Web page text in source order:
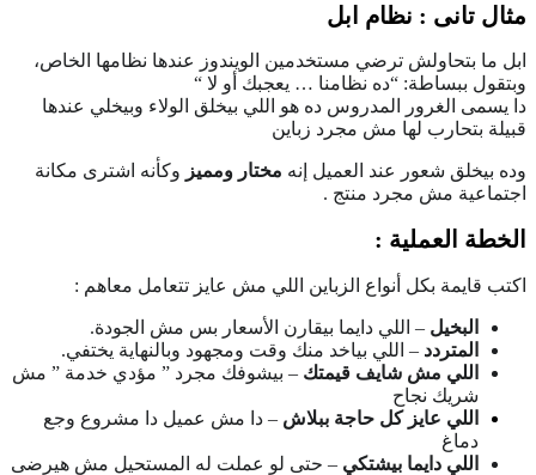
مثال تانى : نظام ابل
ابل ما بتحاولش ترضي مستخدمين الويندوز عندها نظامها الخاص،
وبتقول ببساطة: “ده نظامنا … يعجبك أو لا “
دا يسمى الغرور المدروس ده هو اللي بيخلق الولاء وبيخلي عندها
قبيلة بتحارب لها مش مجرد زباين
وده بيخلق شعور عند العميل إنه مختار ومميز وكأنه اشترى مكانة
اجتماعية مش مجرد منتج .
الخطة العملية :
اكتب قايمة بكل أنواع الزباين اللي مش عايز تتعامل معاهم :
البخيل – اللي دايما بيقارن الأسعار بس مش الجودة.
المتردد – اللي بياخد منك وقت ومجهود وبالنهاية يختفي.
اللي مش شايف قيمتك – بيشوفك مجرد ” مؤدي خدمة ” مش
شريك نجاح
اللي عايز كل حاجة ببلاش – دا مش عميل دا مشروع وجع
دماغ
اللي دايما بيشتكي – حتى لو عملت له المستحيل مش هيرضى